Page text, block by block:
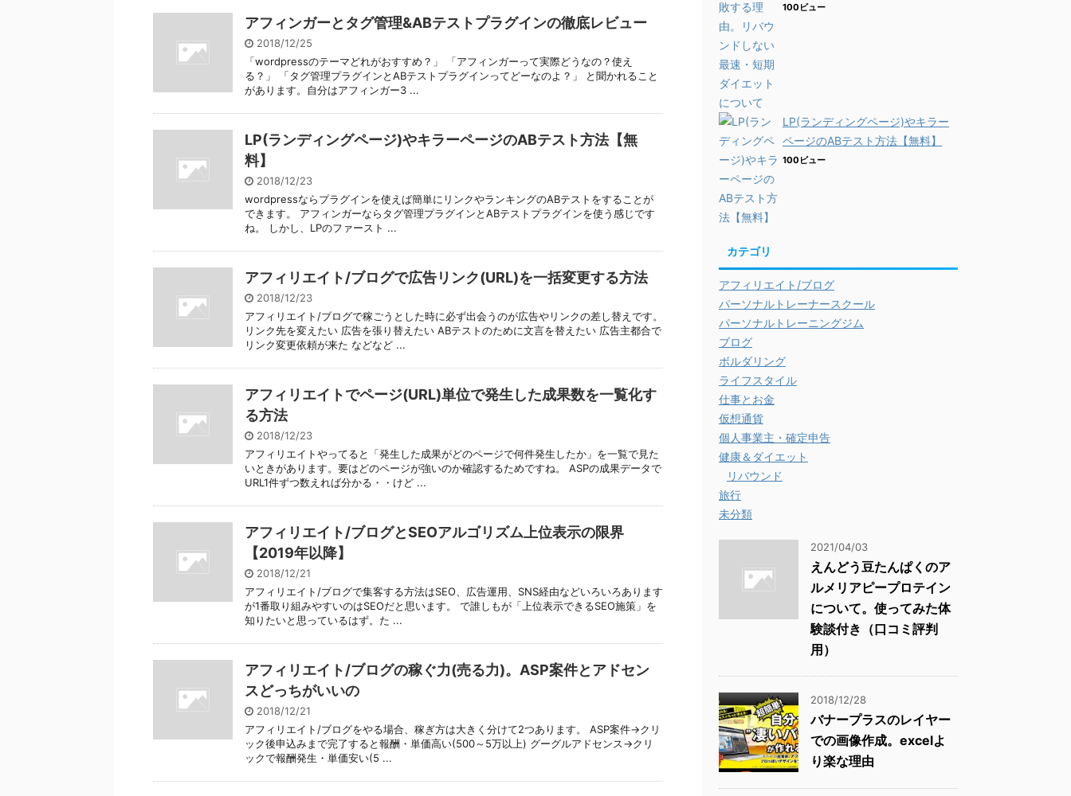
アフィンガーとタグ管理&ABテストプラグインの徹底レビュー
2018/12/25
「wordpressのテーマどれがおすすめ？」 「アフィンガーって実際どうなの？使え
る？」 「タグ管理プラグインとABテストプラグインってどーなのよ？」 と聞かれること
があります。自分はアフィンガー3 ...
LP(ランディングページ)やキラーページのABテスト方法【無
料】
2018/12/23
wordpressならプラグインを使えば簡単にリンクやランキングのABテストをすることが
できます。 アフィンガーならタグ管理プラグインとABテストプラグインを使う感じです
ね。 しかし、LPのファースト ...
アフィリエイト/ブログで広告リンク(URL)を一括変更する方法
2018/12/23
アフィリエイト/ブログで稼ごうとした時に必ず出会うのが広告やリンクの差し替えです。
リンク先を変えたい 広告を張り替えたい ABテストのために文言を替えたい 広告主都合で
リンク変更依頼が来た などなど ...
アフィリエイトでページ(URL)単位で発生した成果数を一覧化す
る方法
2018/12/23
アフィリエイトやってると「発生した成果がどのページで何件発生したか」を一覧で見た
いときがあります。要はどのページが強いのか確認するためですね。 ASPの成果データで
URL1件ずつ数えれば分かる・・けど ...
アフィリエイト/ブログとSEOアルゴリズム上位表示の限界
【2019年以降】
2018/12/21
アフィリエイト/ブログで集客する方法はSEO、広告運用、SNS経由などいろいろあります
が1番取り組みやすいのはSEOだと思います。 で誰しもが「上位表示できるSEO施策」を
知りたいと思っているはず。た ...
アフィリエイト/ブログの稼ぐ力(売る力)。ASP案件とアドセン
スどっちがいいの
2018/12/21
アフィリエイト/ブログをやる場合、稼ぎ方は大きく分けて2つあります。 ASP案件→クリ
ック後申込みまで完了すると報酬・単価高い(500～5万以上) グーグルアドセンス→クリ
ックで報酬発生・単価安い(5 ...
100ビュー
LP(ランディングページ)やキラー
ページのABテスト方法【無料】
100ビュー
カテゴリ
アフィリエイト/ブログ
パーソナルトレーナースクール
パーソナルトレーニングジム
ブログ
ボルダリング
ライフスタイル
仕事とお金
仮想通貨
個人事業主・確定申告
健康＆ダイエット
リバウンド
旅行
未分類
2021/04/03
えんどう豆たんぱくのア
ルメリアピープロテイン
について。使ってみた体
験談付き（口コミ評判
用）
2018/12/28
バナープラスのレイヤー
での画像作成。excelよ
り楽な理由